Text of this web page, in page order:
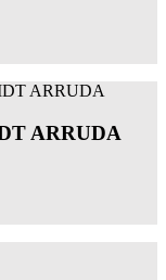
ARRUDA